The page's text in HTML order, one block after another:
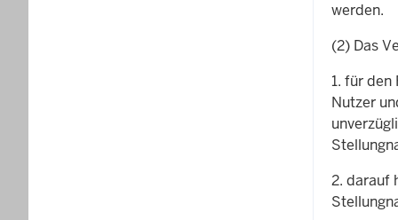
werden.
(2) Das
1. für den
Nutzer
2. darauf